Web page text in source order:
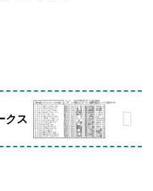
クス